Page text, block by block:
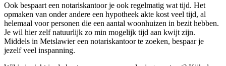
Ook bespaart een notariskantoor je ook regelmatig wat tijd. Het
opmaken van onder andere een hypotheek akte kost veel tijd, al
helemaal voor personen die een aantal woonhuizen in bezit hebben.
Je wil hier zelf natuurlijk zo min mogelijk tijd aan kwijt zijn.
Middels in Metslawier een notariskantoor te zoeken, bespaar je
jezelf veel inspanning.